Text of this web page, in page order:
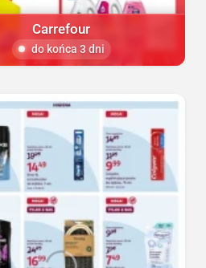
Carrefour
do końca 3 dni